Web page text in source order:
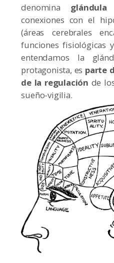
denomina glándula
conexiones con el
(áreas cerebrales
funciones fisiológicas
entendamos la
protagonista, es parte
de la regulación de
sueño-vigilia.